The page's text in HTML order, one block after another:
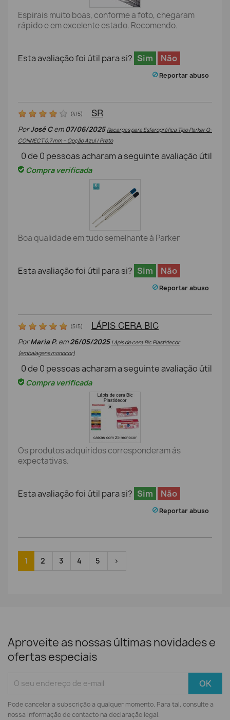
Espirais muito boas, conforme a foto, chegaram
rápido e em excelente estado. Recomendo.
Esta avaliação foi útil para si? Sim Não
Reportar abuso
(4/5) SR
PorJosé Cem07/06/2025 Recargas para Esferográfica Tipo Parker Q-
CONNECT 0.7 mm – Opção Azul / Preto
0de 0 pessoas acharam a seguinte avaliação útil
Compra verificada
Boa qualidade em tudo semelhante á Parker
Esta avaliação foi útil para si? Sim Não
Reportar abuso
(5/5) LÁPIS CERA BIC
PorMaria P. em26/05/2025 Lápis de cera Bic Plastidecor
(embalagens monocor)
0de 0 pessoas acharam a seguinte avaliação útil
Compra verificada
Os produtos adquiridos corresponderam ás
expectativas.
Esta avaliação foi útil para si? Sim Não
Reportar abuso
1 2 3 4 5 >
Aproveite as nossas últimas novidades e
ofertas especiais
Pode cancelar a subscrição a qualquer momento. Para tal, consulte a
nossa informação de contacto na declaração legal.